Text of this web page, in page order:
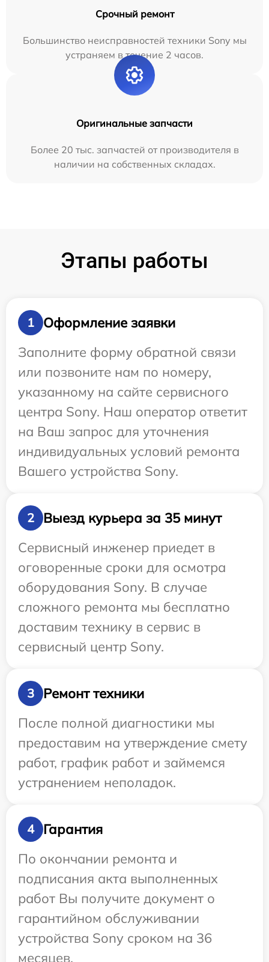
Срочный ремонт
Большинство неисправностей техники Sony мы
устраняем в течение 2 часов.
Оригинальные запчасти
Более 20 тыс. запчастей от производителя в
наличии на собственных складах.
Этапы работы
1
Оформление заявки
Заполните форму обратной связи
или позвоните нам по номеру,
указанному на сайте сервисного
центра Sony. Наш оператор ответит
на Ваш запрос для уточнения
индивидуальных условий ремонта
Вашего устройства Sony.
2
Выезд курьера за 35 минут
Сервисный инженер приедет в
оговоренные сроки для осмотра
оборудования Sony. В случае
сложного ремонта мы бесплатно
доставим технику в сервис в
сервисный центр Sony.
3
Ремонт техники
После полной диагностики мы
предоставим на утверждение смету
работ, график работ и займемся
устранением неполадок.
4
Гарантия
По окончании ремонта и
подписания акта выполненных
работ Вы получите документ о
гарантийном обслуживании
устройства Sony сроком на 36
месяцев.